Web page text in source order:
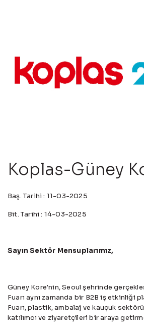
Koplas-Güney
Baş. Tarihi : 11-03-2025
Bit. Tarihi : 14-03-2025
Sayın Sektör Mensuplarımız,
Güney Kore'nin, Seoul şehrinde
Fuarı aynı zamanda bir B2B iş etkinliği
Fuarı, plastik, ambalaj ve kauçuk
katılımcı ve ziyaretçileri bir araya